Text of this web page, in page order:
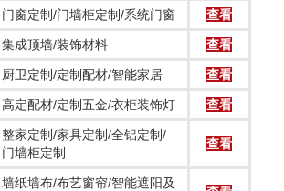
门窗定制/门墙柜定制/系统门窗 查看
集成顶墙/装饰材料 查看
厨卫定制/定制配材/智能家居 查看
高定配材/定制五金/衣柜装饰灯 查看
整家定制/家具定制/全铝定制/
门墙柜定制
查看
墙纸墙布/布艺窗帘/智能遮阳及